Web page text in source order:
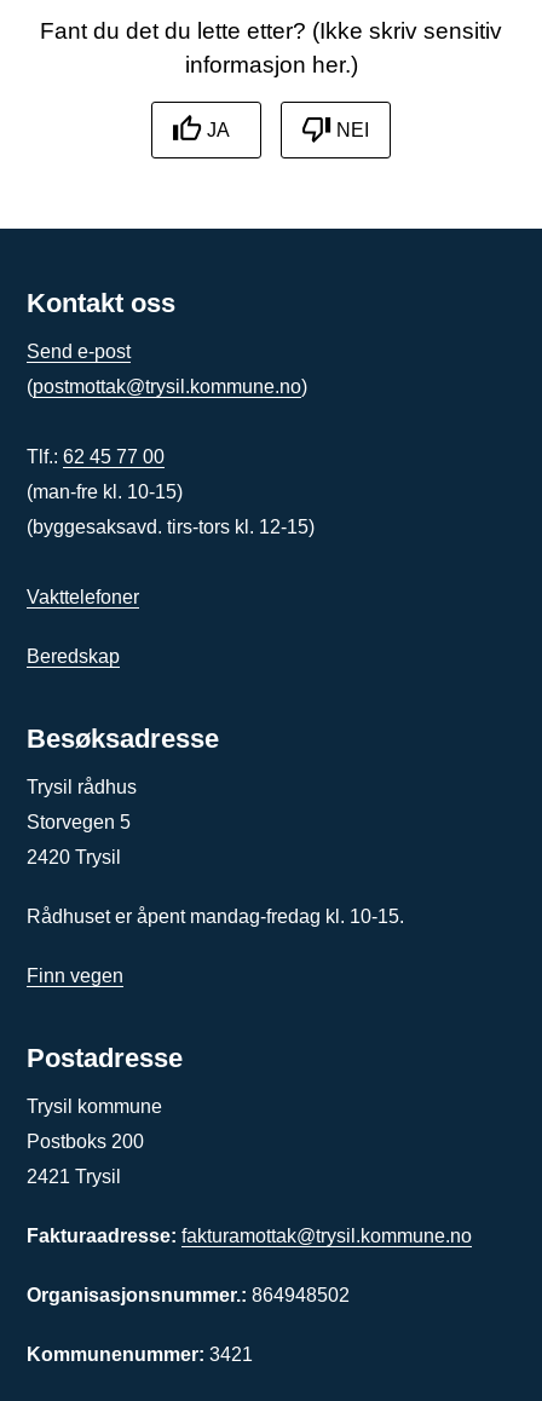
Fant du det du lette etter? (Ikke skriv sensitiv
informasjon her.)
JA NEI
Kontakt oss
Send e-post
(postmottak@trysil.kommune.no)
Tlf.:62 45 77 00
(man-fre kl. 10-15)
(byggesaksavd. tirs-tors kl. 12-15)
Vakttelefoner
Beredskap
Besøksadresse
Trysil rådhus
Storvegen 5
2420 Trysil
Rådhuset er åpent mandag-fredag kl. 10-15.
Finn vegen
Postadresse
Trysil kommune
Postboks 200
2421 Trysil
Fakturaadresse:fakturamottak@trysil.kommune.no
Organisasjonsnummer.:864948502
Kommunenummer: 3421